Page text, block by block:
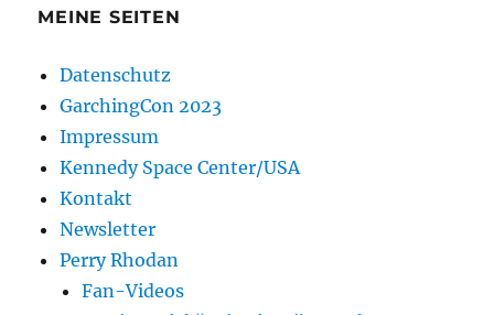
MEINE SEITEN
Datenschutz
GarchingCon 2023
Impressum
Kennedy Space Center/USA
Kontakt
Newsletter
Perry Rhodan
Fan-Videos